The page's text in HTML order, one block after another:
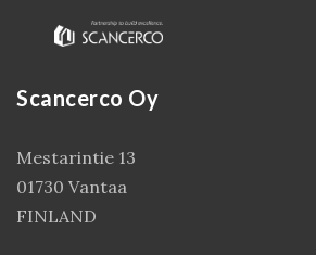
Scancerco Oy
Mestarintie 13
01730 Vantaa
FINLAND